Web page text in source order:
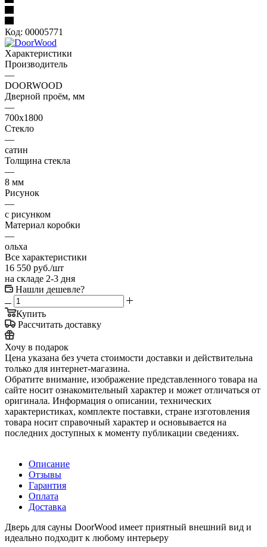
Код: 00005771
Характеристики
Производитель
—
DOORWOOD
Дверной проём, мм
—
700x1800
Стекло
—
сатин
Толщина стекла
—
8 мм
Рисунок
—
с рисунком
Материал коробки
—
ольха
Все характеристики
16 550 руб./шт
на складе 2-3 дня
Нашли дешевле?
Купить
Рассчитать доставку
Хочу в подарок
Цена указана без учета стоимости доставки и действительна
только для интернет-магазина.
Обратите внимание, изображение представленного товара на
сайте носит ознакомительный характер и может отличаться от
оригинала. Информация о описании, технических
характеристиках, комплекте поставки, стране изготовления
товара носит справочный характер и основывается на
последних доступных к моменту публикации сведениях.
Описание
Отзывы
Гарантия
Оплата
Доставка
Дверь для сауны DoorWood имеет приятный внешний вид и
идеально подходит к любому интерьеру